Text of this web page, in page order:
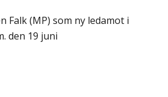
Falk (MP) som ny ledamot i
den 19 juni